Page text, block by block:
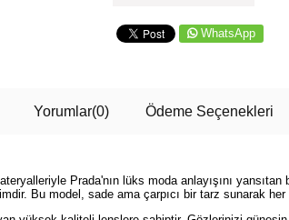
WhatsApp
Yorumlar(0) Ödeme Seçenekleri
Prada'nın lüks moda anlayışını
Bu model, sade ama çarpıcı bir tarz sunarak